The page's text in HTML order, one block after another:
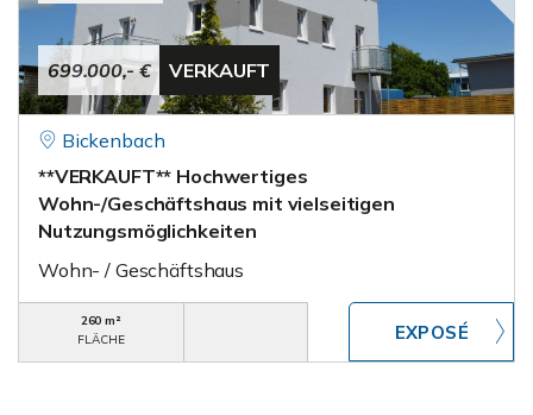
699.000,- € VERKAUFT
Bickenbach
**VERKAUFT** Hochwertiges
Wohn-/Geschäftshaus mit vielseitigen
Nutzungsmöglichkeiten
Wohn- / Geschäftshaus
260 m²
FLÄCHE